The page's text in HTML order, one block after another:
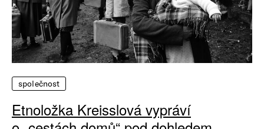
společnost
Etnoložka Kreisslová vypráví